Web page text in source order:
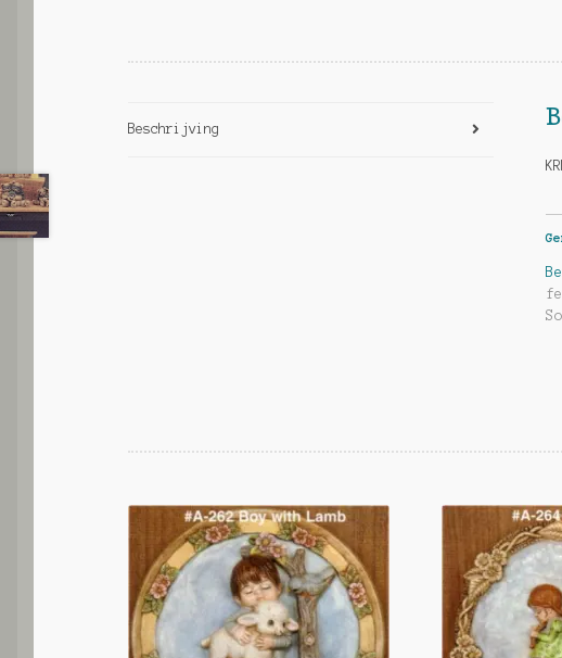
Beschrijving